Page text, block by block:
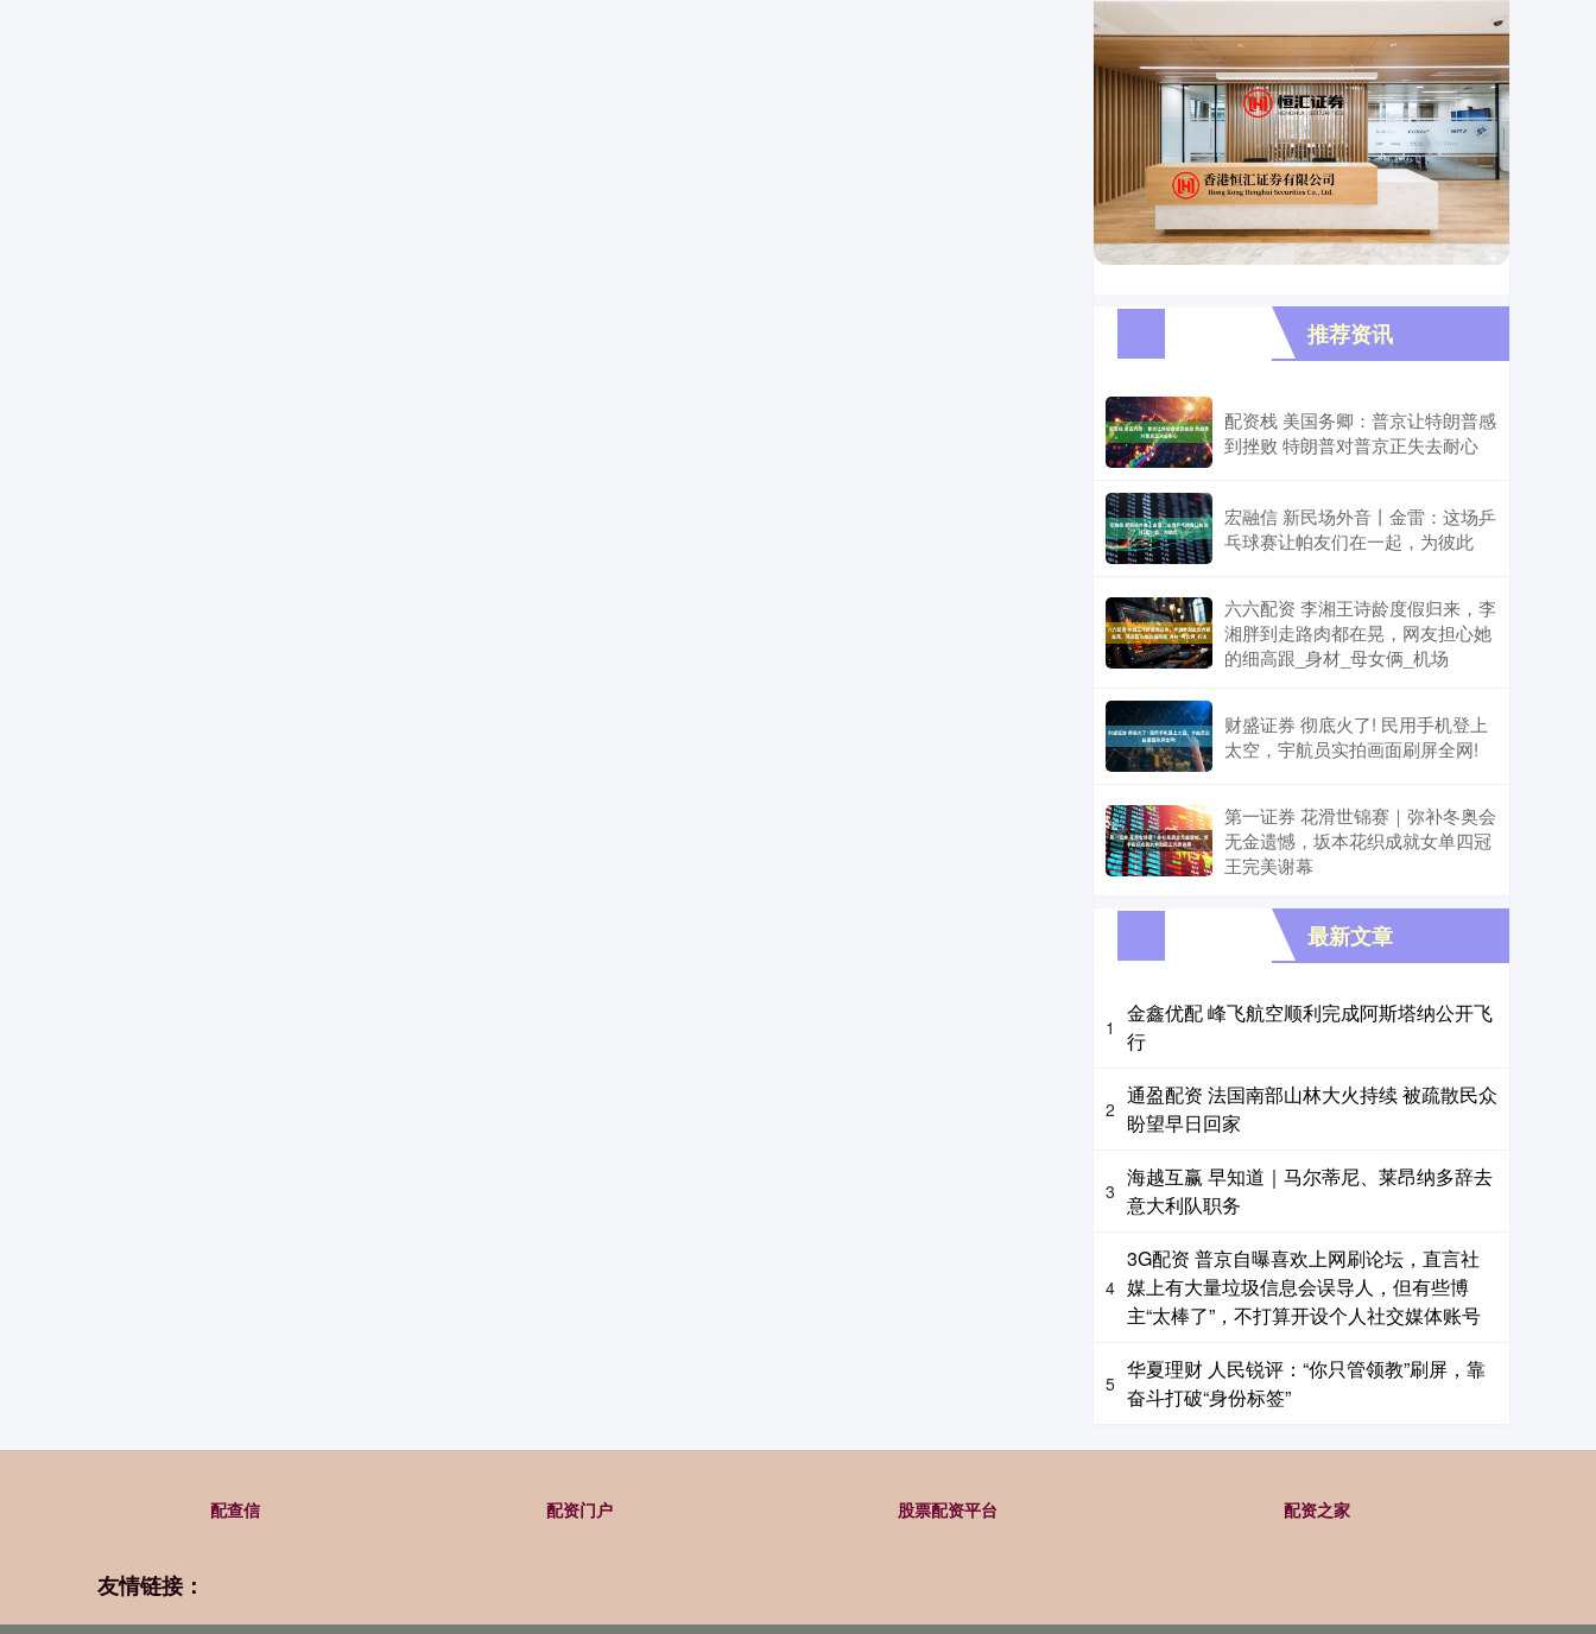
推荐资讯
配资栈 美国务卿：普京让特朗普感
到挫败 特朗普对普京正失去耐心
宏融信 新民场外音丨金雷：这场乒
乓球赛让帕友们在一起，为彼此
六六配资 李湘王诗龄度假归来，李
湘胖到走路肉都在晃，网友担心她
的细高跟_身材_母女俩_机场
财盛证券 彻底火了! 民用手机登上
太空，宇航员实拍画面刷屏全网!
第一证券 花滑世锦赛｜弥补冬奥会
无金遗憾，坂本花织成就女单四冠
王完美谢幕
最新文章
1
金鑫优配 峰飞航空顺利完成阿斯塔纳公开飞
行
2
通盈配资 法国南部山林大火持续 被疏散民众
盼望早日回家
3
海越互赢 早知道｜马尔蒂尼、莱昂纳多辞去
意大利队职务
4
3G配资 普京自曝喜欢上网刷论坛，直言社
媒上有大量垃圾信息会误导人，但有些博
主“太棒了”，不打算开设个人社交媒体账号
5
华夏理财 人民锐评：“你只管领教”刷屏，靠
奋斗打破“身份标签”
配查信 配资门户 股票配资平台 配资之家
友情链接：